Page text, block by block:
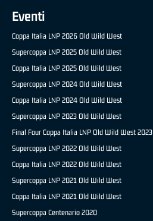
Eventi
Coppa Italia LNP 2026 Old Wild West
Supercoppa LNP 2025 Old Wild West
Coppa Italia LNP 2025 Old Wild West
Supercoppa LNP 2024 Old Wild West
Coppa Italia LNP 2024 Old Wild West
Supercoppa LNP 2023 Old Wild West
Final Four Coppa Italia LNP Old Wild West 2023
Supercoppa LNP 2022 Old Wild West
Coppa Italia LNP 2022 Old Wild West
Supercoppa LNP 2021 Old Wild West
Coppa Italia LNP 2021 Old Wild West
Supercoppa Centenario 2020